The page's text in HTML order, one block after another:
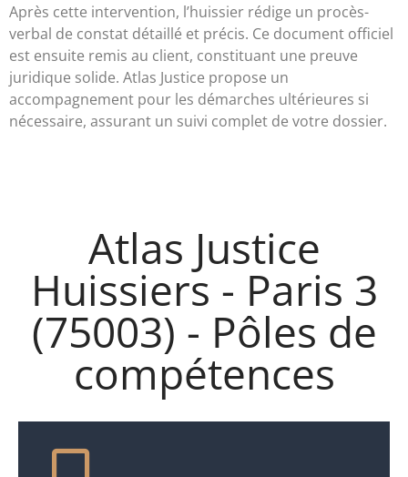
Après cette intervention, l’huissier rédige un procès-
verbal de constat détaillé et précis. Ce document officiel
est ensuite remis au client, constituant une preuve
juridique solide. Atlas Justice propose un
accompagnement pour les démarches ultérieures si
nécessaire, assurant un suivi complet de votre dossier.
Atlas Justice
Huissiers - Paris 3
(75003) - Pôles de
compétences